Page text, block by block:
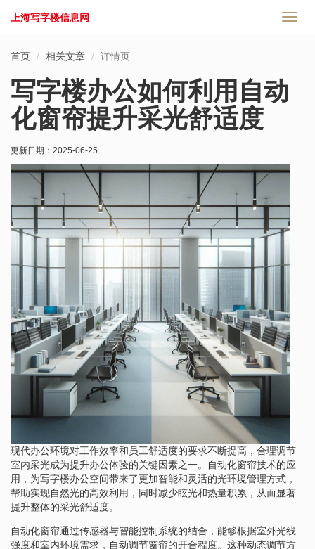
切
上海写字楼信息网
首页 相关文章 详情页
写字楼办公如何利用自动
化窗帘提升采光舒适度
更新日期： 2025-06-25
现代办公环境对工作效率和员工舒适度的要求不断提高，合理调节
室内采光成为提升办公体验的关键因素之一。自动化窗帘技术的应
用，为写字楼办公空间带来了更加智能和灵活的光环境管理方式，
帮助实现自然光的高效利用，同时减少眩光和热量积累，从而显著
提升整体的采光舒适度。
自动化窗帘通过传感器与智能控制系统的结合，能够根据室外光线
强度和室内环境需求，自动调节窗帘的开合程度。这种动态调节方